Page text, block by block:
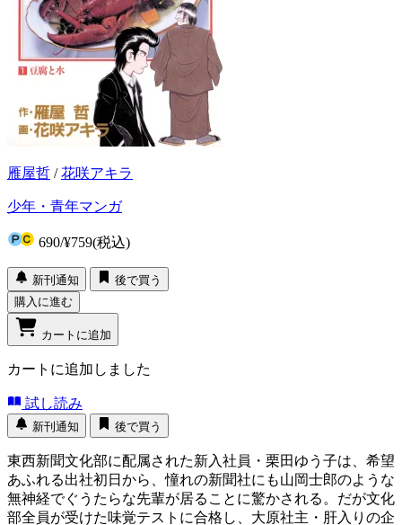
雁屋哲 /花咲アキラ
少年・青年マンガ
690/¥759(税込)
新刊通知
後で買う
購入に進む
カートに追加
カートに追加しました
試し読み
新刊通知 後で買う
東西新聞文化部に配属された新入社員・栗田ゆう子は、希望
あふれる出社初日から、憧れの新聞社にも山岡士郎のような
無神経でぐうたらな先輩が居ることに驚かされる。だが文化
部全員が受けた味覚テストに合格し、大原社主・肝入りの企